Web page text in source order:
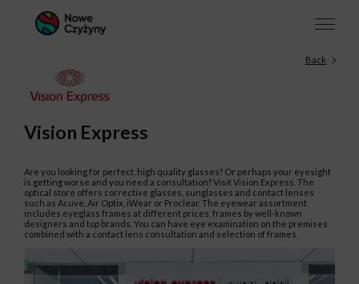
Back
Vision Express
Are you looking for perfect, high quality glasses? Or perhaps your eyesight
is getting worse and you need a consultation? Visit Vision Express. The
optical store offers corrective glasses, sunglasses and contact lenses
such as Acuve, Air Optix, iWear or Proclear. The eyewear assortment
includes eyeglass frames at different prices, frames by well-known
designers and top brands. You can have eye examination on the premises
combined with a contact lens consultation and selection of frames.